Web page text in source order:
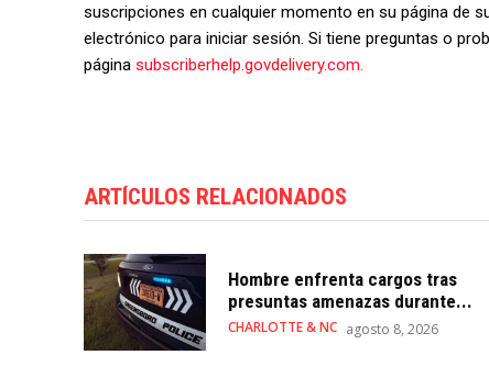
suscripciones en cualquier momento en su página de
electrónico para iniciar sesión. Si tiene preguntas o
página subscriberhelp.govdelivery.com.
ARTÍCULOS RELACIONADOS
Hombre enfrenta cargos tras
presuntas amenazas durante...
CHARLOTTE & NC agosto 8, 2026